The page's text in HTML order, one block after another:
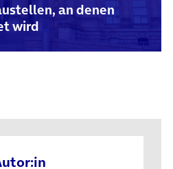
an denen
wird
blättern